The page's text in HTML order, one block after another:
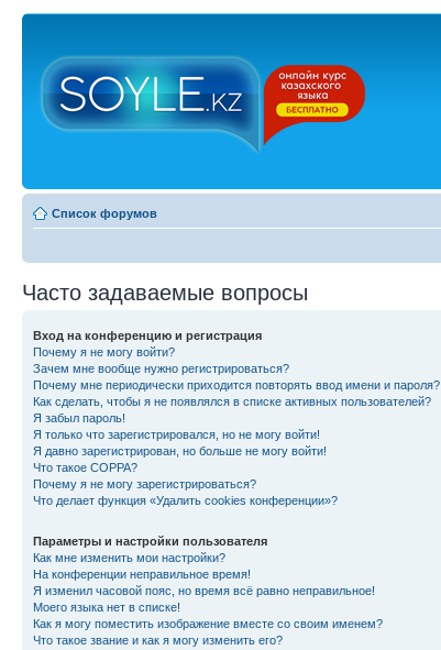
Список форумов
Часто задаваемые вопросы
Вход на конференцию и регистрация
Почему я не могу войти?
Зачем мне вообще нужно регистрироваться?
Почему мне периодически приходится повторять ввод имени и пароля?
Как сделать, чтобы я не появлялся в списке активных пользователей?
Я забыл пароль!
Я только что зарегистрировался, но не могу войти!
Я давно зарегистрирован, но больше не могу войти!
Что такое COPPA?
Почему я не могу зарегистрироваться?
Что делает функция «Удалить cookies конференции»?
Параметры и настройки пользователя
Как мне изменить мои настройки?
На конференции неправильное время!
Я изменил часовой пояс, но время всё равно неправильное!
Моего языка нет в списке!
Как я могу поместить изображение вместе со своим именем?
Что такое звание и как я могу изменить его?